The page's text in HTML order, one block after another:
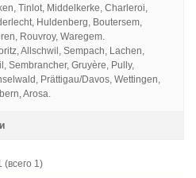
Tinlot, Middelkerke, Charleroi,
Huldenberg, Boutersem,
Rouvroy, Waregem.
Allschwil, Sempach, Lachen,
Sembrancher, Gruyère, Pully,
Prättigau/Davos, Wettingen,
Arosa.
1)